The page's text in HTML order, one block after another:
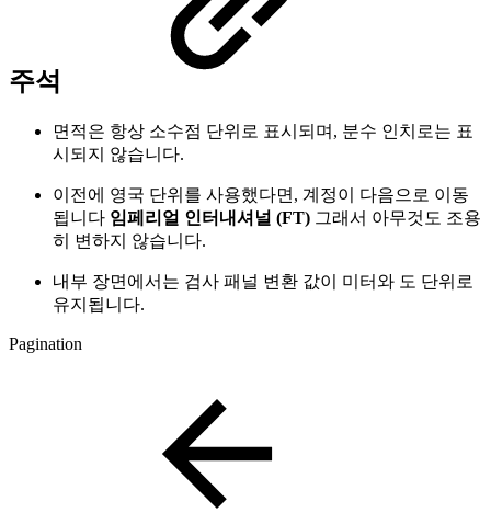
주석
면적은 항상 소수점 단위로 표시되며, 분수 인치로는 표
시되지 않습니다.
이전에 영국 단위를 사용했다면, 계정이 다음으로 이동
됩니다 임페리얼 인터내셔널 (FT) 그래서 아무것도 조용
히 변하지 않습니다.
내부 장면에서는 검사 패널 변환 값이 미터와 도 단위로
유지됩니다.
Pagination